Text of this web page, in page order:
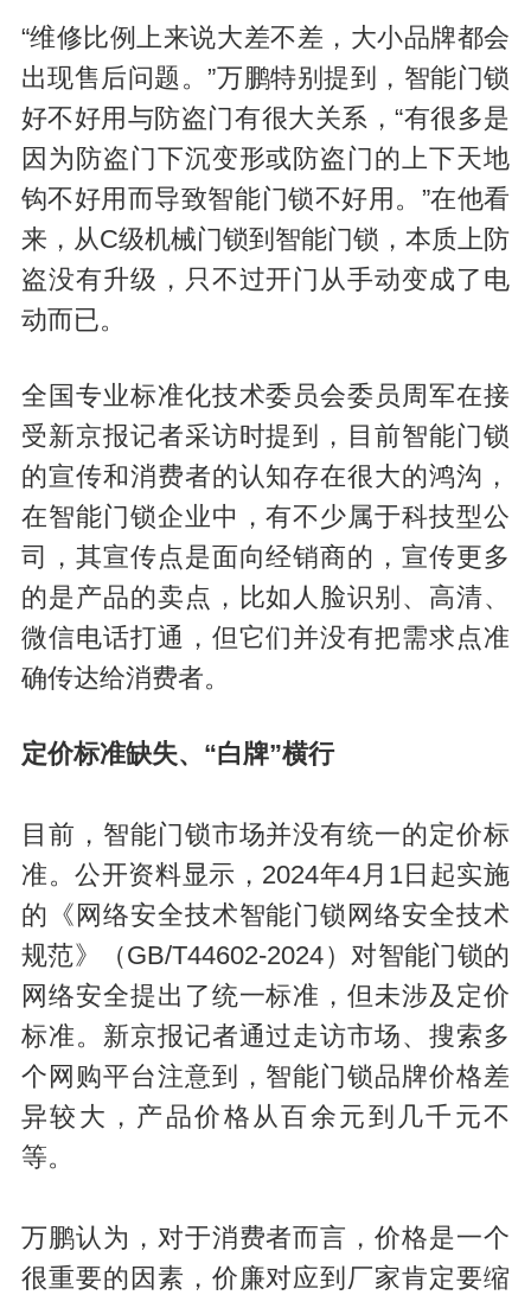
“维修比例上来说大差不差，大小品牌都会
出现售后问题。”万鹏特别提到，智能门锁
好不好用与防盗门有很大关系，“有很多是
因为防盗门下沉变形或防盗门的上下天地
钩不好用而导致智能门锁不好用。”在他看
来，从C级机械门锁到智能门锁，本质上防
盗没有升级，只不过开门从手动变成了电
动而已。
全国专业标准化技术委员会委员周军在接
受新京报记者采访时提到，目前智能门锁
的宣传和消费者的认知存在很大的鸿沟，
在智能门锁企业中，有不少属于科技型公
司，其宣传点是面向经销商的，宣传更多
的是产品的卖点，比如人脸识别、高清、
微信电话打通，但它们并没有把需求点准
确传达给消费者。
定价标准缺失、“白牌”横行
目前，智能门锁市场并没有统一的定价标
准。公开资料显示，2024年4月1日起实施
的《网络安全技术智能门锁网络安全技术
规范》（GB/T44602-2024）对智能门锁的
网络安全提出了统一标准，但未涉及定价
标准。新京报记者通过走访市场、搜索多
个网购平台注意到，智能门锁品牌价格差
异较大，产品价格从百余元到几千元不
等。
万鹏认为，对于消费者而言，价格是一个
很重要的因素，价廉对应到厂家肯定要缩